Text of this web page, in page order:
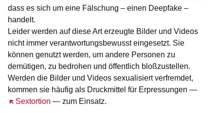
dass es sich um eine Fälschung – einen Deepfake –
handelt.
Leider werden auf diese Art erzeugte Bilder und Videos
nicht immer verantwortungsbewusst eingesetzt. Sie
können genutzt werden, um andere Personen zu
demütigen, zu bedrohen und öffentlich bloßzustellen.
Werden die Bilder und Videos sexualisiert verfremdet,
kommen sie häufig als Druckmittel für Erpressungen —
Sextortion
Öffnet sich in einem neuen Fenster
— zum Einsatz.